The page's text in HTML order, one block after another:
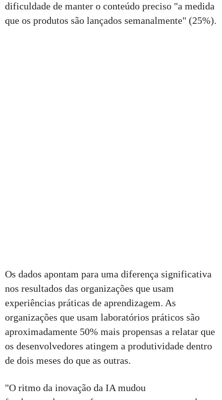
dificuldade de manter o conteúdo preciso "a medida
que os produtos são lançados semanalmente" (25%).
Os dados apontam para uma diferença significativa
nos resultados das organizações que usam
experiências práticas de aprendizagem. As
organizações que usam laboratórios práticos são
aproximadamente 50% mais propensas a relatar que
os desenvolvedores atingem a produtividade dentro
de dois meses do que as outras.
"O ritmo da inovação da IA mudou